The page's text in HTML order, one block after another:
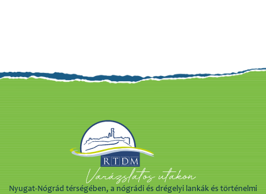
Nyugat-Nógrád térségében, a nógrádi és drégelyi lankák és történelmi